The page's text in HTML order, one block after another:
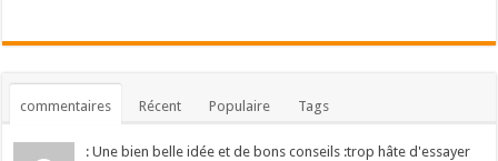
commentaires Récent Populaire Tags
: Une bien belle idée et de bons conseils :trop hâte d'essayer